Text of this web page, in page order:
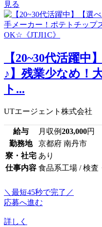
見る
【20~30代活躍中
♪】残業少なめ！
ト...
UTエージェント株式会社
給与 月収例203,000円
勤務地
京都府 南丹市
寮・社宅 あり
仕事内容 食品系工場 / 検査
＼最短45秒で完了／
応募へ進む
詳しく